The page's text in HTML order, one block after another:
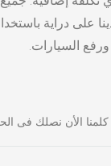
على دراية
ورفع السيارات.
كلمنا الأن نصلك فى